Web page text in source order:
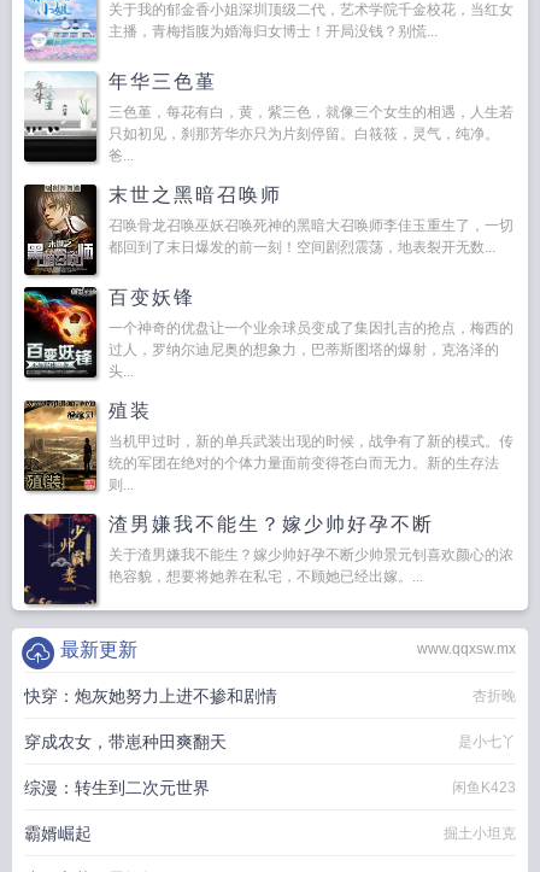
关于我的郁金香小姐深圳顶级二代，艺术学院千金校花，当红女
主播，青梅指腹为婚海归女博士！开局没钱？别慌...
年华三色堇
三色堇，每花有白，黄，紫三色，就像三个女生的相遇，人生若
只如初见，刹那芳华亦只为片刻停留。白筱筱，灵气，纯净。
爸...
末世之黑暗召唤师
召唤骨龙召唤巫妖召唤死神的黑暗大召唤师李佳玉重生了，一切
都回到了末日爆发的前一刻！空间剧烈震荡，地表裂开无数...
百变妖锋
一个神奇的优盘让一个业余球员变成了集因扎吉的抢点，梅西的
过人，罗纳尔迪尼奥的想象力，巴蒂斯图塔的爆射，克洛泽的
头...
殖装
当机甲过时，新的单兵武装出现的时候，战争有了新的模式。传
统的军团在绝对的个体力量面前变得苍白而无力。新的生存法
则...
渣男嫌我不能生？嫁少帅好孕不断
关于渣男嫌我不能生？嫁少帅好孕不断少帅景元钊喜欢颜心的浓
艳容貌，想要将她养在私宅，不顾她已经出嫁。...
www.qqxsw.mx
最新更新
快穿：炮灰她努力上进不掺和剧情 杏折晚
穿成农女，带崽种田爽翻天 是小七丫
综漫：转生到二次元世界 闲鱼K423
霸婿崛起 掘土小坦克